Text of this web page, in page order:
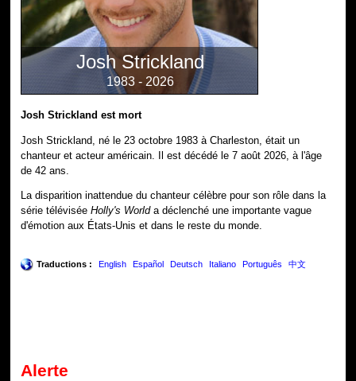
Josh Strickland
1983 - 2026
Josh Strickland est mort
Josh Strickland, né le 23 octobre 1983 à Charleston, était un
chanteur et acteur américain. Il est décédé le 7 août 2026, à l'âge
de 42 ans.
La disparition inattendue du chanteur célèbre pour son rôle dans la
série téléviséeHolly's Worlda déclenché une importante vague
d'émotion aux États-Unis et dans le reste du monde.
Traductions : English Español Deutsch Italiano Português 中文
Alerte